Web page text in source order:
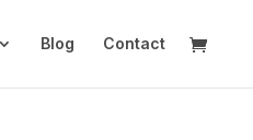
Blog Contact